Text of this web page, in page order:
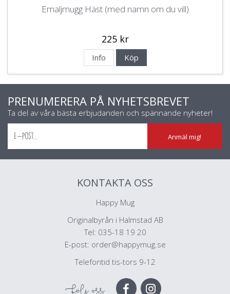
Emaljmugg Häst (med namn om du vill)
225 kr
Info Köp
PRENUMERERA PÅ NYHETSBREVET
Ta del av våra bästa erbjudanden och spännande nyheter!
Anmäl mig!
KONTAKTA OSS
Happy Mug
Originalbyrån i Halmstad AB
Tel: 035-18 19 20
E-post: order@happymug.se
Telefontid tis-tors 9-12